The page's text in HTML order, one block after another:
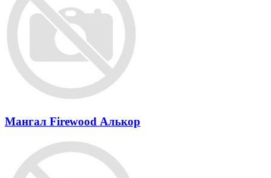
Мангал Firewood Алькор